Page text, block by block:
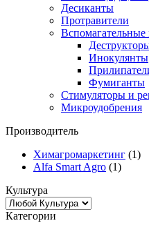
Десиканты
Протравители
Вспомагательные
Инокулянты
Фумиганты
Стимуляторы и
Микроудобрения
Производитель
Химагромаркетинг (1)
Alfa Smart Agro (1)
Культура
Категории